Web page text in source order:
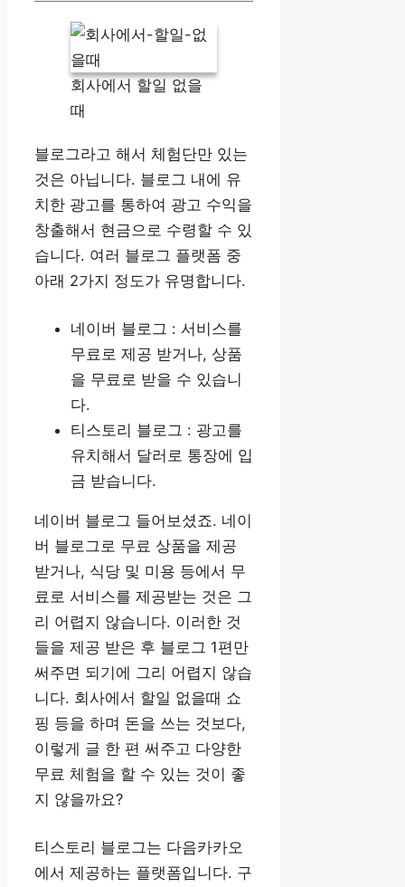
회사에서 할일 없을
때
블로그라고 해서 체험단만 있는
것은 아닙니다. 블로그 내에 유
치한 광고를 통하여 광고 수익을
창출해서 현금으로 수령할 수 있
습니다. 여러 블로그 플랫폼 중
아래 2가지 정도가 유명합니다.
네이버 블로그 : 서비스를
무료로 제공 받거나, 상품
을 무료로 받을 수 있습니
다.
티스토리 블로그 : 광고를
유치해서 달러로 통장에 입
금 받습니다.
네이버 블로그 들어보셨죠. 네이
버 블로그로 무료 상품을 제공
받거나, 식당 및 미용 등에서 무
료로 서비스를 제공받는 것은 그
리 어렵지 않습니다. 이러한 것
들을 제공 받은 후 블로그 1편만
써주면 되기에 그리 어렵지 않습
니다. 회사에서 할일 없을때 쇼
핑 등을 하며 돈을 쓰는 것보다,
이렇게 글 한 편 써주고 다양한
무료 체험을 할 수 있는 것이 좋
지 않을까요?
티스토리 블로그는 다음카카오
에서 제공하는 플랫폼입니다. 구